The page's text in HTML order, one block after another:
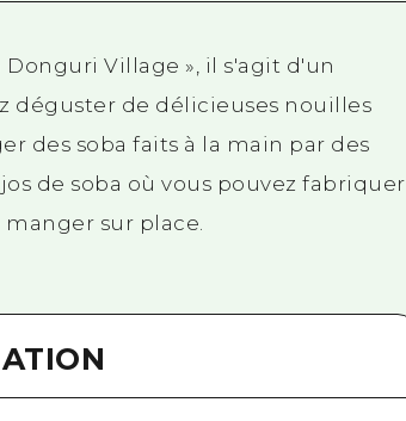
Donguri Village », il s'agit d'un
déguster de délicieuses nouilles
des soba faits à la main par des
de soba où vous pouvez fabriquer
sur place.